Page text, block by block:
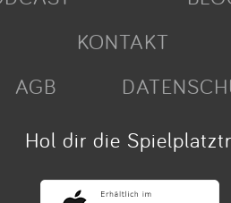
KONTAKT
AGB
Hol dir die